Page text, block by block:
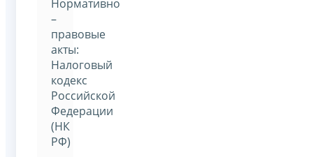
Нормативно
–
правовые
акты:
Налоговый
кодекс
Российской
Федерации
(НК
РФ)